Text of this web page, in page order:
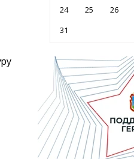
24
25 26
31